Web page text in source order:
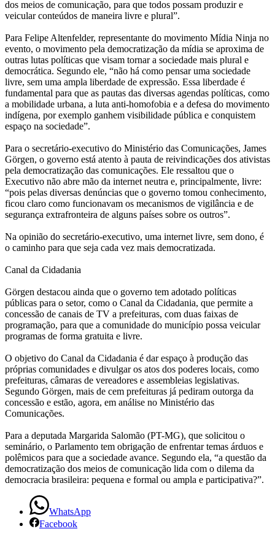
dos meios de comunicação, para que todos possam produzir e
veicular conteúdos de maneira livre e plural”.
Para Felipe Altenfelder, representante do movimento Mídia Ninja no
evento, o movimento pela democratização da mídia se aproxima de
outras lutas políticas que visam tornar a sociedade mais plural e
democrática. Segundo ele, “não há como pensar uma sociedade
livre, sem uma ampla liberdade de expressão. Essa liberdade é
fundamental para que as pautas das diversas agendas políticas, como
a mobilidade urbana, a luta anti-homofobia e a defesa do movimento
indígena, por exemplo ganhem visibilidade pública e conquistem
espaço na sociedade”.
Para o secretário-executivo do Ministério das Comunicações, James
Görgen, o governo está atento à pauta de reivindicações dos ativistas
pela democratização das comunicações. Ele ressaltou que o
Executivo não abre mão da internet neutra e, principalmente, livre:
“pois pelas diversas denúncias que o governo tomou conhecimento,
ficou claro como funcionavam os mecanismos de vigilância e de
segurança extrafronteira de alguns países sobre os outros”.
Na opinião do secretário-executivo, uma internet livre, sem dono, é
o caminho para que seja cada vez mais democratizada.
Canal da Cidadania
Görgen destacou ainda que o governo tem adotado políticas
públicas para o setor, como o Canal da Cidadania, que permite a
concessão de canais de TV a prefeituras, com duas faixas de
programação, para que a comunidade do município possa veicular
programas de forma gratuita e livre.
O objetivo do Canal da Cidadania é dar espaço à produção das
próprias comunidades e divulgar os atos dos poderes locais, como
prefeituras, câmaras de vereadores e assembleias legislativas.
Segundo Görgen, mais de cem prefeituras já pediram outorga da
concessão e estão, agora, em análise no Ministério das
Comunicações.
Para a deputada Margarida Salomão (PT-MG), que solicitou o
seminário, o Parlamento tem obrigação de enfrentar temas árduos e
polêmicos para que a sociedade avance. Segundo ela, “a questão da
democratização dos meios de comunicação lida com o dilema da
democracia brasileira: pequena e formal ou ampla e participativa?”.
WhatsApp
Facebook